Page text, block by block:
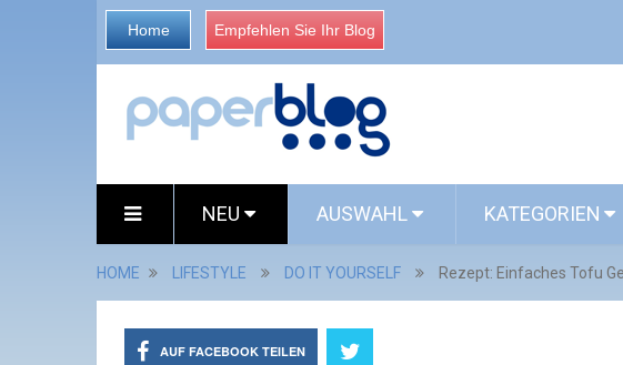
Home Empfehlen Sie Ihr Blog
NEU AUSWAHL KATEGORIEN
HOME LIFESTYLE DO IT YOURSELF Rezept: Einfaches Tofu
AUF FACEBOOK TEILEN